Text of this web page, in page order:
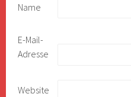
Name
E-Mail-
Adresse
Website